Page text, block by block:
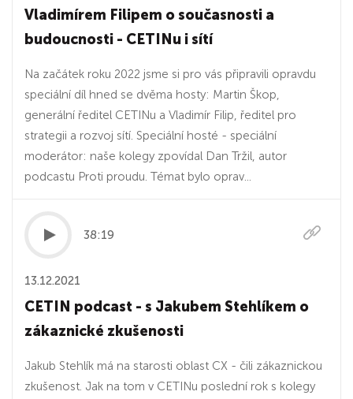
Vladimírem Filipem o současnosti a
budoucnosti - CETINu i sítí
Na začátek roku 2022 jsme si pro vás připravili opravdu
speciální díl hned se dvěma hosty: Martin Škop,
generální ředitel CETINu a Vladimír Filip, ředitel pro
strategii a rozvoj sítí. Speciální hosté - speciální
moderátor: naše kolegy zpovídal Dan Tržil, autor
podcastu Proti proudu. Témat bylo oprav...
38:19
13.12.2021
CETIN podcast - s Jakubem Stehlíkem o
zákaznické zkušenosti
Jakub Stehlík má na starosti oblast CX - čili zákaznickou
zkušenost. Jak na tom v CETINu poslední rok s kolegy